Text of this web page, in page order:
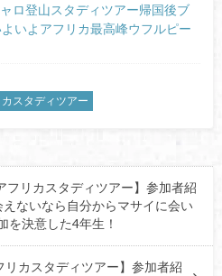
ャロ登山スタディツアー帰国後ブ
いよアフリカ最高峰ウフルピー
スタディツアー
フリカスタディツアー】参加者紹
ないなら自分からマサイに会い
を決意した4年生！
リカスタディツアー】参加者紹